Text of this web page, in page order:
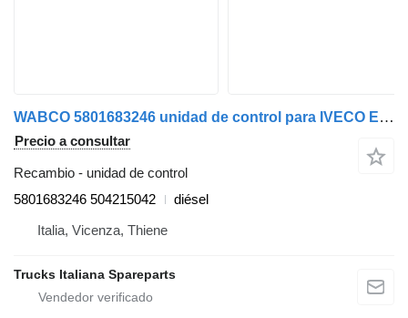
WABCO 5801683246 unidad de control para IVECO EUROCARGO 2005>2008 camión
Precio a consultar
Recambio - unidad de control
5801683246 504215042
diésel
Italia, Vicenza, Thiene
Trucks Italiana Spareparts